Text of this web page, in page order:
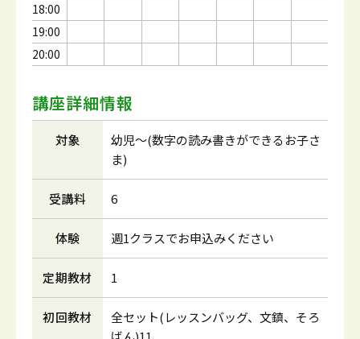
18:00
19:00
20:00
講座詳細情報
対象
幼児～(数字の読み書きができるお子さ
ま)
受講料 6
体験 週1クラスでお申込みください
定期教材 1
初回教材
全セット(レッスンバッグ、文鎮、そろ